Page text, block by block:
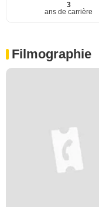
3
ans de carrière
Filmographie